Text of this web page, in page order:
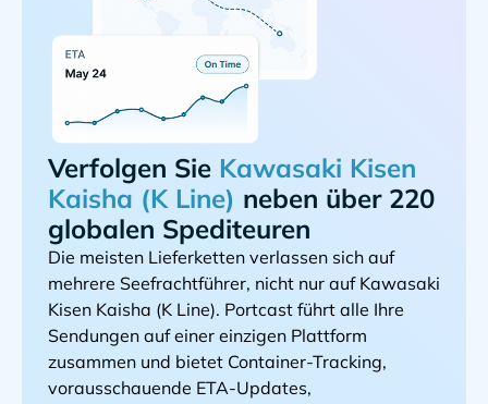
Verfolgen Sie
neben über 220
globalen Spediteuren
Die meisten Lieferketten verlassen sich auf
mehrere Seefrachtführer, nicht nur auf
. Portcast führt alle Ihre
Sendungen auf einer einzigen Plattform
zusammen und bietet Container-Tracking,
vorausschauende ETA-Updates,